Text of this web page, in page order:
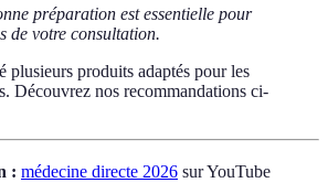
préparation est essentielle pour
de votre consultation.
plusieurs produits adaptés pour les
Découvrez nos recommandations ci-
: médecine directe 2026 sur YouTube